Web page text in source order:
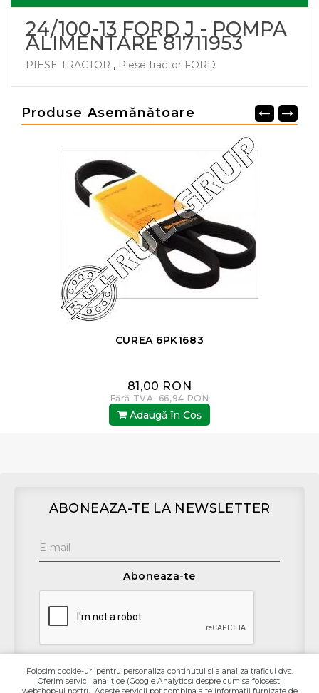
24/100-13 FORD J - POMPA
ALIMENTARE 81711953
PIESE TRACTOR , Piese tractor FORD
Produse Asemănătoare
CUREA 6PK1683
81,00 RON
Fără TVA: 66,94 RON
Adaugă în Coş
ABONEAZA-TE LA NEWSLETTER
Aboneaza-te
Folosim cookie-uri pentru personaliza continutul si a analiza traficul dvs.
Oferim servicii analitice (Google Analytics) despre cum sa folosesti